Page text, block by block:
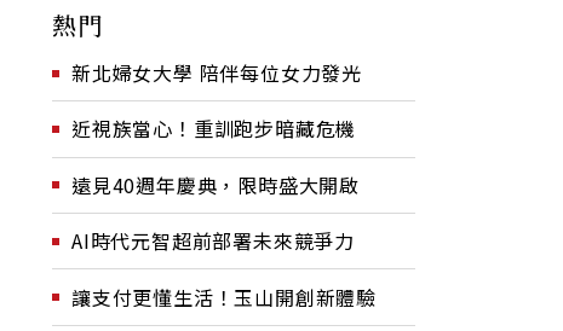
熱門
新北婦女大學 陪伴每位女力發光
近視族當心！重訓跑步暗藏危機
遠見40週年慶典，限時盛大開啟
AI時代元智超前部署未來競爭力
讓支付更懂生活！玉山開創新體驗